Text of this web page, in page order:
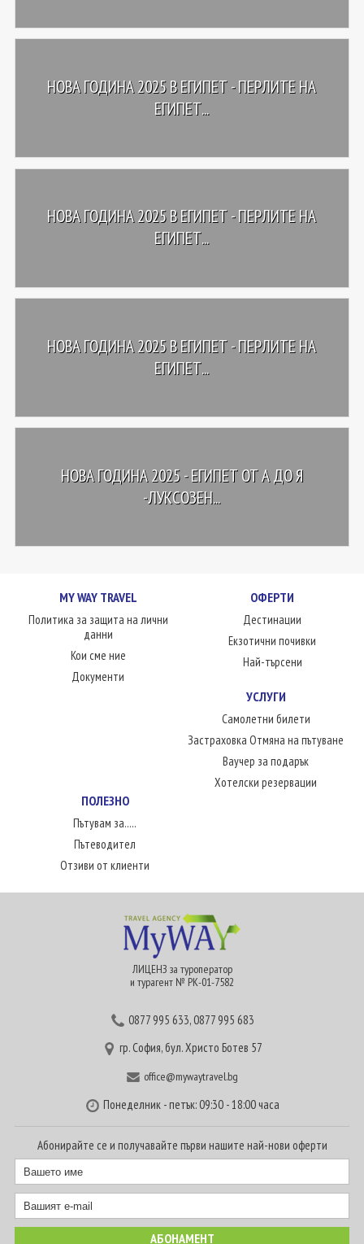
НОВА ГОДИНА 2025 В ЕГИПЕТ - ПЕРЛИТЕ НА
ЕГИПЕТ...
НОВА ГОДИНА 2025 В ЕГИПЕТ - ПЕРЛИТЕ НА
ЕГИПЕТ...
НОВА ГОДИНА 2025 В ЕГИПЕТ - ПЕРЛИТЕ НА
ЕГИПЕТ...
НОВА ГОДИНА 2025 - ЕГИПЕТ ОТ А ДО Я
-ЛУКСОЗЕН...
MY WAY TRAVEL
Политика за защита на лични
данни
Кои сме ние
Документи
ОФЕРТИ
Дестинации
Екзотични почивки
Най-търсени
УСЛУГИ
Самолетни билети
Застраховка Отмяна на пътуване
Ваучер за подарък
Хотелски резервации
ПОЛЕЗНО
Пътувам за.....
Пътеводител
Отзиви от клиенти
ЛИЦЕНЗ за туроператор
и турагент № РК-01-7582
0877 995 633,0877 995 683
гр. София, бул. Христо Ботев 57
office@mywaytravel.bg
Понеделник - петък: 09:30 - 18:00 часа
Абонирайте се и получавайте първи нашите най-нови оферти